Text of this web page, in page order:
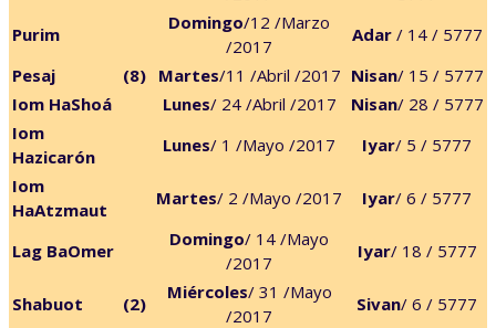
Purim
Domingo/12 /Marzo
/2017
Adar / 14 / 5777
Pesaj
(8) Martes/11 /Abril /2017 Nisan/ 15 / 5777
Iom HaShoá
Lunes/ 24 /Abril /2017 Nisan/ 28 / 5777
Iom
Hazicarón
Lunes/ 1 /Mayo /2017 Iyar/ 5 / 5777
Iom
HaAtzmaut
Martes/ 2 /Mayo /2017 Iyar/ 6 / 5777
Lag BaOmer
Domingo/ 14 /Mayo
/2017
Iyar/ 18 / 5777
Shabuot (2)
Miércoles/ 31 /Mayo
/2017
Sivan/ 6 / 5777